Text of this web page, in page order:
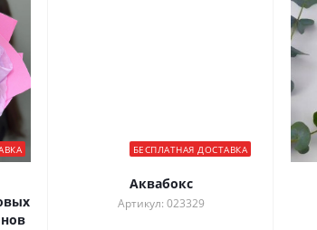
БЕСПЛАТНАЯ ДОСТАВКА
Аквабокс
Артикул: 023329